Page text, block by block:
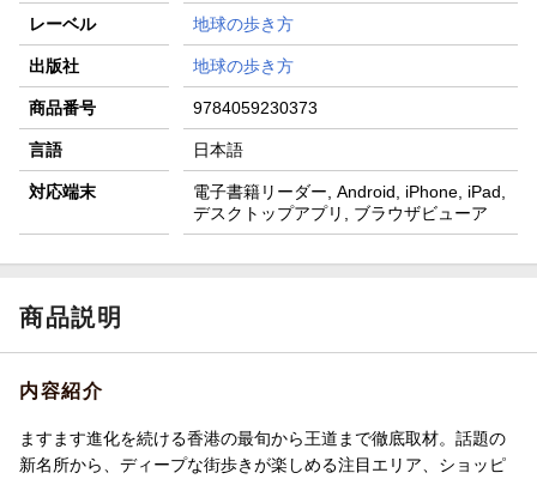
レーベル 地球の歩き方
出版社 地球の歩き方
商品番号 9784059230373
言語 日本語
対応端末
電子書籍リーダー, Android, iPhone, iPad,
デスクトップアプリ, ブラウザビューア
商品説明
内容紹介
ますます進化を続ける香港の最旬から王道まで徹底取材。話題の
新名所から、ディープな街歩きが楽しめる注目エリア、ショッピ